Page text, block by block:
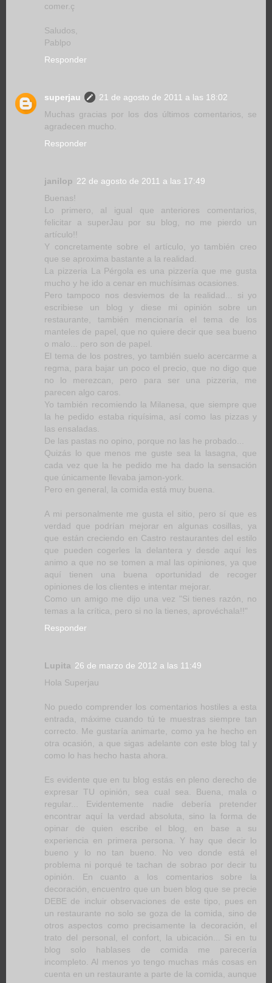
comer.ç
Saludos,
Pablpo
Responder
superjau
21 de agosto de 2011 a las 18:02
Muchas gracias por los dos últimos comentarios, se
agradecen mucho.
Responder
janilop 22 de agosto de 2011 a las 17:49
Buenas!
Lo primero, al igual que anteriores comentarios,
felicitar a superJau por su blog, no me pierdo un
artículo!!
Y concretamente sobre el artículo, yo también creo
que se aproxima bastante a la realidad.
La pizzeria La Pérgola es una pizzería que me gusta
mucho y he ido a cenar en muchísimas ocasiones.
Pero tampoco nos desviemos de la realidad... si yo
escribiese un blog y diese mi opinión sobre un
restaurante, también mencionaría el tema de los
manteles de papel, que no quiere decir que sea bueno
o malo... pero son de papel.
El tema de los postres, yo también suelo acercarme a
regma, para bajar un poco el precio, que no digo que
no lo merezcan, pero para ser una pizzeria, me
parecen algo caros.
Yo también recomiendo la Milanesa, que siempre que
la he pedido estaba riquísima, así como las pizzas y
las ensaladas.
De las pastas no opino, porque no las he probado...
Quizás lo que menos me guste sea la lasagna, que
cada vez que la he pedido me ha dado la sensación
que únicamente llevaba jamon-york.
Pero en general, la comida está muy buena.
A mi personalmente me gusta el sitio, pero sí que es
verdad que podrían mejorar en algunas cosillas, ya
que están creciendo en Castro restaurantes del estilo
que pueden cogerles la delantera y desde aquí les
animo a que no se tomen a mal las opiniones, ya que
aquí tienen una buena oportunidad de recoger
opiniones de los clientes e intentar mejorar.
Como un amigo me dijo una vez "Si tienes razón, no
temas a la crítica, pero si no la tienes, aprovéchala!!"
Responder
Lupita 26 de marzo de 2012 a las 11:49
Hola Superjau
No puedo comprender los comentarios hostiles a esta
entrada, máxime cuando tú te muestras siempre tan
correcto. Me gustaría animarte, como ya he hecho en
otra ocasión, a que sigas adelante con este blog tal y
como lo has hecho hasta ahora.
Es evidente que en tu blog estás en pleno derecho de
expresar TU opinión, sea cual sea. Buena, mala o
regular... Evidentemente nadie debería pretender
encontrar aquí la verdad absoluta, sino la forma de
opinar de quien escribe el blog, en base a su
experiencia en primera persona. Y hay que decir lo
bueno y lo no tan bueno. No veo donde está el
problema ni porqué te tachan de sobrao por decir tu
opinión. En cuanto a los comentarios sobre la
decoración, encuentro que un buen blog que se precie
DEBE de incluir observaciones de este tipo, pues en
un restaurante no solo se goza de la comida, sino de
otros aspectos como precisamente la decoración, el
trato del personal, el confort, la ubicación... Si en tu
blog solo hablases de comida me parecería
incompleto. Al menos yo tengo muchas más cosas en
cuenta en un restaurante a parte de la comida, aunque